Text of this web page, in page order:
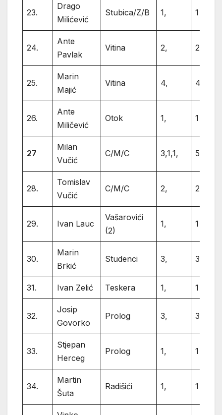
23.
Drago
Milićević
Stubica/Z/B 1, 1
24.
Ante
Pavlak
Vitina 2, 2
25.
Marin
Majić
Vitina 4, 4
26.
Ante
Miličević
Otok 1, 1
27
Milan
Vučić
C/M/C 3,1,1, 5
28.
Tomislav
Vučić
C/M/C 2, 2
29. Ivan Lauc
Vašarovići
(2)
1, 1
30.
Marin
Brkić
Studenci 3, 3
31. Ivan Zelić Teskera 1, 1
32.
Josip
Govorko
Prolog 3, 3
33.
Stjepan
Herceg
Prolog 1, 1
34.
Martin
Šuta
Radišići 1, 1